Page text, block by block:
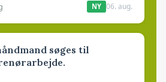
NY 06. aug.
søges til